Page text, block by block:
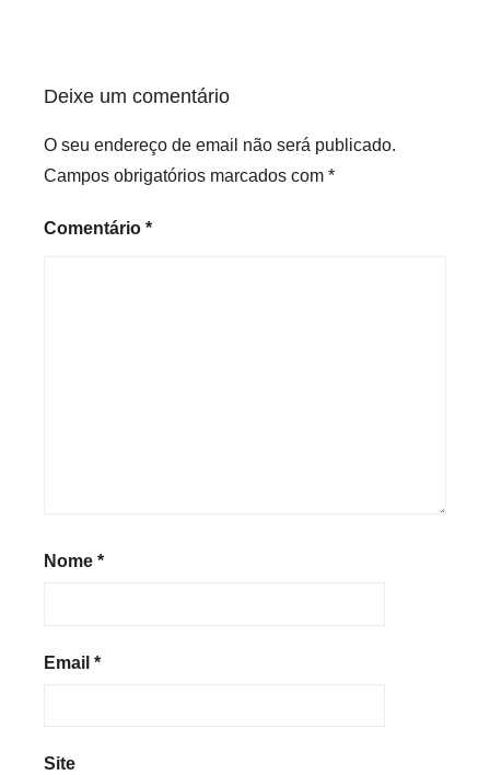
Deixe um comentário
O seu endereço de email não será publicado.
Campos obrigatórios marcados com *
Comentário *
Nome *
Email *
Site